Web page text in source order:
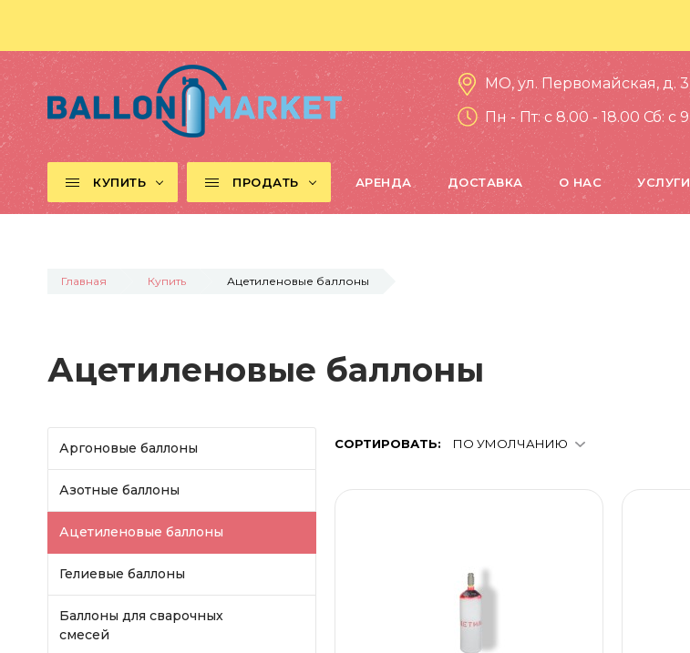
МО, ул. Первомайская, д.
Пн - Пт: c 8.00 - 18.00 Сб: c
КУПИТЬ ПРОДАТЬ АРЕНДА ДОСТАВКА О НАС УСЛУГИ
Главная Купить Ацетиленовые баллоны
Ацетиленовые баллоны
Аргоновые баллоны
Азотные баллоны
Ацетиленовые баллоны
Гелиевые баллоны
Баллоны для сварочных
смесей
СОРТИРОВАТЬ: ПО УМОЛЧАНИЮ